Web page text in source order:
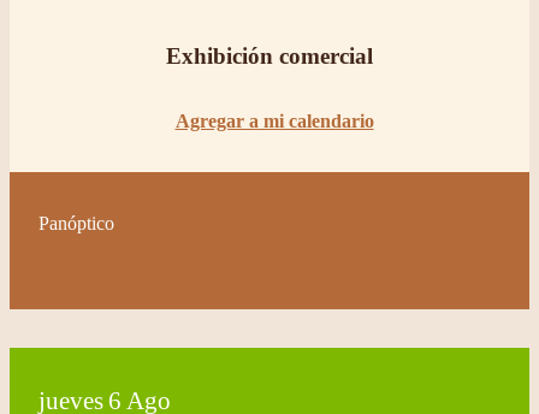
Exhibición comercial
Agregar a mi calendario
Panóptico
jueves 6 Ago